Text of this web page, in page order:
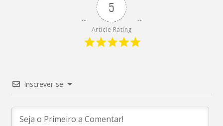
5
Article Rating
Inscrever-se